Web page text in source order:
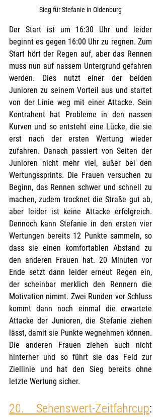
Sieg für Stefanie in Oldenburg
Der Start ist um 16:30 Uhr und leider
beginnt es gegen 16:00 Uhr zu regnen. Zum
Start hört der Regen auf, aber das Rennen
muss nun auf nassem Untergrund gefahren
werden. Dies nutzt einer der beiden
Junioren zu seinem Vorteil aus und startet
von der Linie weg mit einer Attacke. Sein
Kontrahent hat Probleme in den nassen
Kurven und so entsteht eine Lücke, die sie
erst nach der ersten Wertung wieder
zufahren. Danach passiert von Seiten der
Junioren nicht mehr viel, außer bei den
Wertungssprints. Die Frauen versuchen zu
Beginn, das Rennen schwer und schnell zu
machen, zudem trocknet die Straße gut ab,
aber leider ist keine Attacke erfolgreich.
Dennoch kann Stefanie in den ersten vier
Wertungen bereits 12 Punkte sammeln, so
dass sie einen komfortablen Abstand zu
den anderen Frauen hat. 20 Minuten vor
Ende setzt dann leider erneut Regen ein,
der scheinbar merklich den Rennern die
Motivation nimmt. Zwei Runden vor Schluss
kommt dann noch einmal die erwartete
Attacke der Junioren, die Stefanie ziehen
lässt, damit sie Punkte wegnehmen können.
Die anderen Frauen ziehen auch nicht
hinterher und so führt sie das Feld zur
Ziellinie und hat den Sieg bereits ohne
letzte Wertung sicher.
20. Sehenswert-Zeitfahrcup: